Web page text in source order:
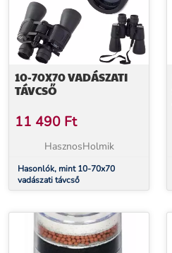
10-70X70 VADÁSZATI ​​
TÁVCSŐ
11 490 Ft
HasznosHolmik
Hasonlók, mint 10-70x70
vadászati ​​távcső